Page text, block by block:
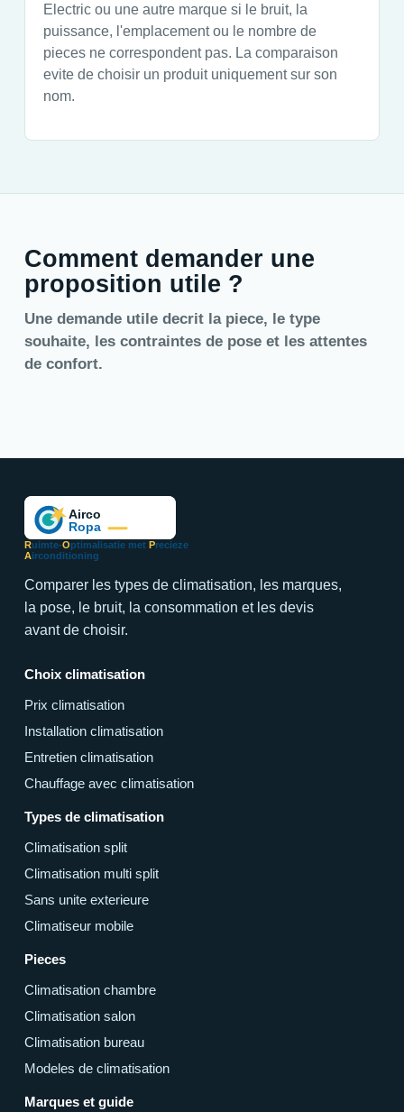
Electric ou une autre marque si le bruit, la
puissance, l'emplacement ou le nombre de
pieces ne correspondent pas. La comparaison
evite de choisir un produit uniquement sur son
nom.
Comment demander une
proposition utile ?
Une demande utile decrit la piece, le type
souhaite, les contraintes de pose et les attentes
de confort.
Ruimte-Optimalisatie met Precieze
Airconditioning
Comparer les types de climatisation, les marques,
la pose, le bruit, la consommation et les devis
avant de choisir.
Choix climatisation
Prix climatisation
Installation climatisation
Entretien climatisation
Chauffage avec climatisation
Types de climatisation
Climatisation split
Climatisation multi split
Sans unite exterieure
Climatiseur mobile
Pieces
Climatisation chambre
Climatisation salon
Climatisation bureau
Modeles de climatisation
Marques et guide